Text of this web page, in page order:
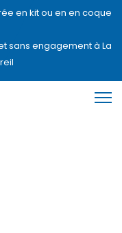
en kit ou en en coque
sans engagement à La